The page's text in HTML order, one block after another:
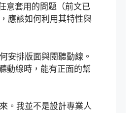
意套用的問題（前文已
應該如何利用其特性與
安排版面與閱聽動線。
動線時，能有正面的幫
。我並不是設計專業人